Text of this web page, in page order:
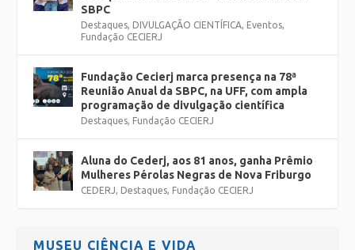
SBPC
Destaques, DIVULGAÇÃO CIENTÍFICA, Eventos,
Fundação CECIERJ
Fundação Cecierj marca presença na 78ª
Reunião Anual da SBPC, na UFF, com ampla
programação de divulgação científica
Destaques, Fundação CECIERJ
Aluna do Cederj, aos 81 anos, ganha Prêmio
Mulheres Pérolas Negras de Nova Friburgo
CEDERJ, Destaques, Fundação CECIERJ
MUSEU CIÊNCIA E VIDA